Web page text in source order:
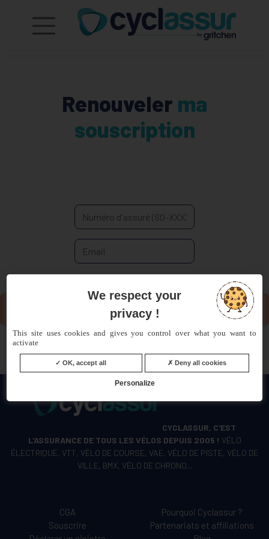
Renouveler ma
souscription
RETROUVER MES INFORMATIONS
CYCLASSUR, C'EST
L'ASSURANCE DE TOUS LES VÉLOS DEPUIS 2005 ! VÉLO
ÉLECTRIQUE, VTT, VÉLO DE COURSE, VAE, VÉLO DE PISTE, VÉLO DE
VILLE, BMX, VÉLO DE CHRONO...
CGA
Souscrire
Pourquoi Cyclassur ?
Partenariats et affiliations
We respect your
privacy !
This site uses cookies and gives you control over what you want to
activate
OK, accept all Deny all cookies
Personalize